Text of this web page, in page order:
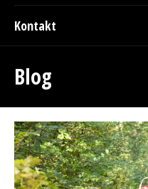
Kontakt
Blog